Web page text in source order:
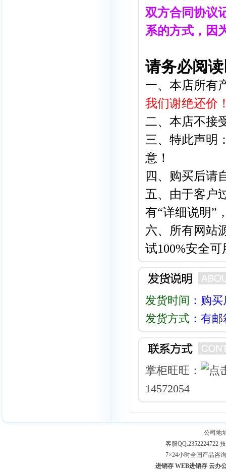
双方合同协议
系的方式，因
请务必阅
一、本店所有
我们谢绝还价
二、本店不接
三、特此声明
意！
四、 购买后请
五、 由于客户
有“详细说明”
六、所有网站
试100%安全可
发货时间 ：购
发货方式 ：有
掌柜旺旺：
14572054
公司地
客服QQ:2352224722
7×24小时全国产品咨
进销存 WEB进销存 云办